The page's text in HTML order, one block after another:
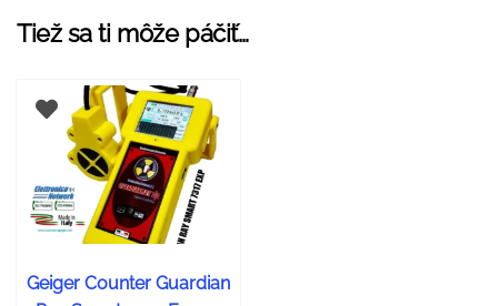
Tiež sa ti môže páčiť…
Geiger Counter Guardian